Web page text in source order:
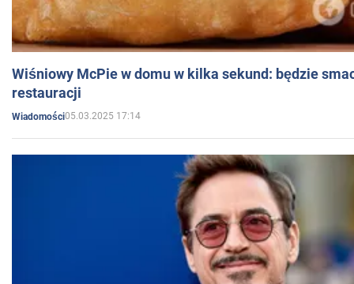
Wiśniowy McPie w domu w kilka sekund: będzie
restauracji
Wiadomości05.03.2025 17:14